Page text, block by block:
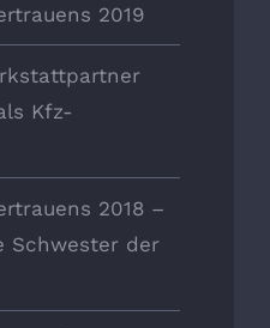
2019
Kfz-
2018 –
Schwester der